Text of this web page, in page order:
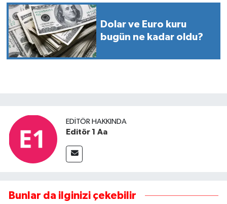
Dolar ve Euro kuru
bugün ne kadar oldu?
EDITÖR HAKKINDA
Editör 1 Aa
Bunlar da ilginizi çekebilir